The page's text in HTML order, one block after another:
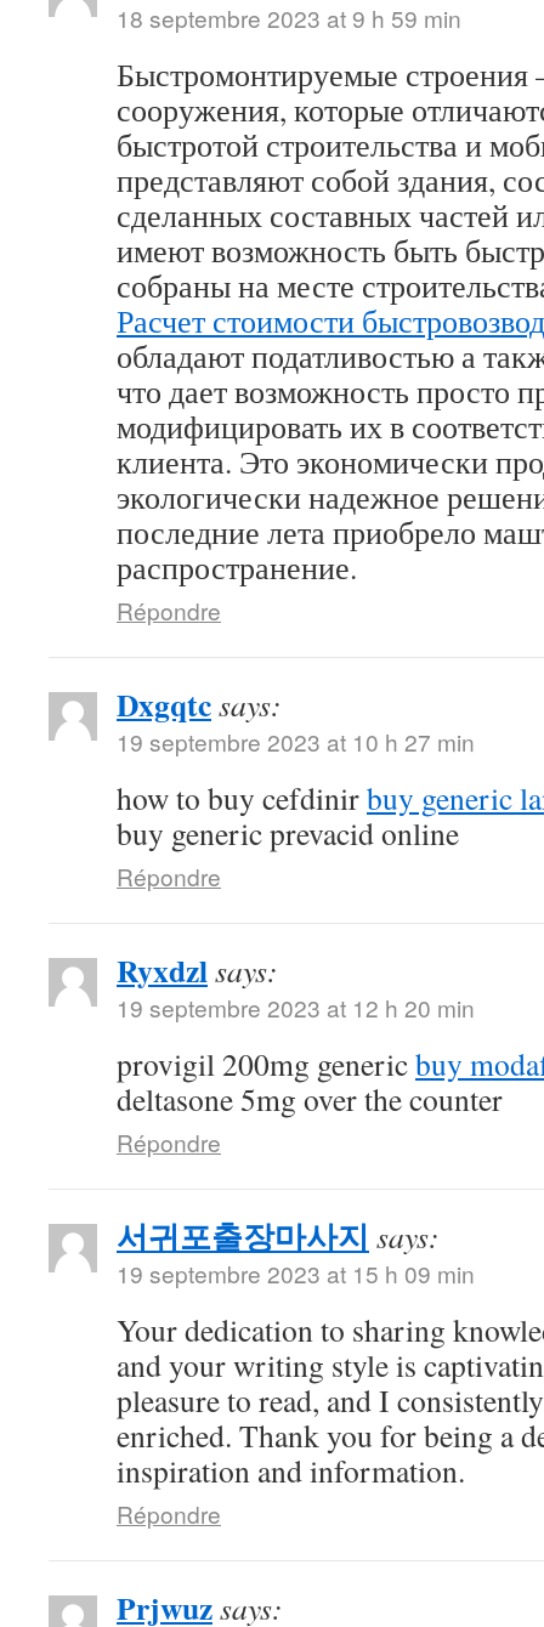
18 septembre 2023 at 9 h 59 min
Быстромонтируемые строения
сооружения, которые
быстротой строительства и
представляют собой здания,
сделанных составных частей
имеют возможность быть
собраны на месте
Расчет стоимости
обладают податливостью а
что дает возможность просто
модифицировать их в
клиента. Это экономически
экологически надежное
последние лета приобрело
распространение.
Répondre
Dxgqtcsays:
19 septembre 2023 at 10 h 27 min
how to buy cefdinirbuy generic
buy generic prevacid online
Répondre
Ryxdzlsays:
19 septembre 2023 at 12 h 20 min
provigil 200mg genericbuy
deltasone 5mg over the counter
Répondre
서귀포출장마사지 says:
19 septembre 2023 at 15 h 09 min
Your dedication to sharing
and your writing style is
pleasure to read, and I
enriched. Thank you for being a
inspiration and information.
Répondre
Prjwuzsays: